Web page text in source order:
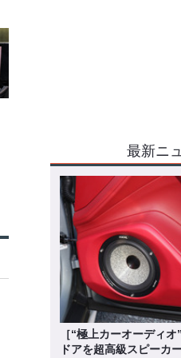
最新ニ
［“極上カーオーディ
ドアを超高級スピーカ